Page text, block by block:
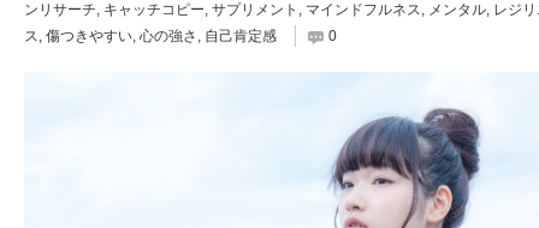
ンリサーチ, キャッチコピー, サプリメント , マインドフルネス, メンタル, レジ
ス, 傷つきやすい, 心の強さ , 自己肯定感 0